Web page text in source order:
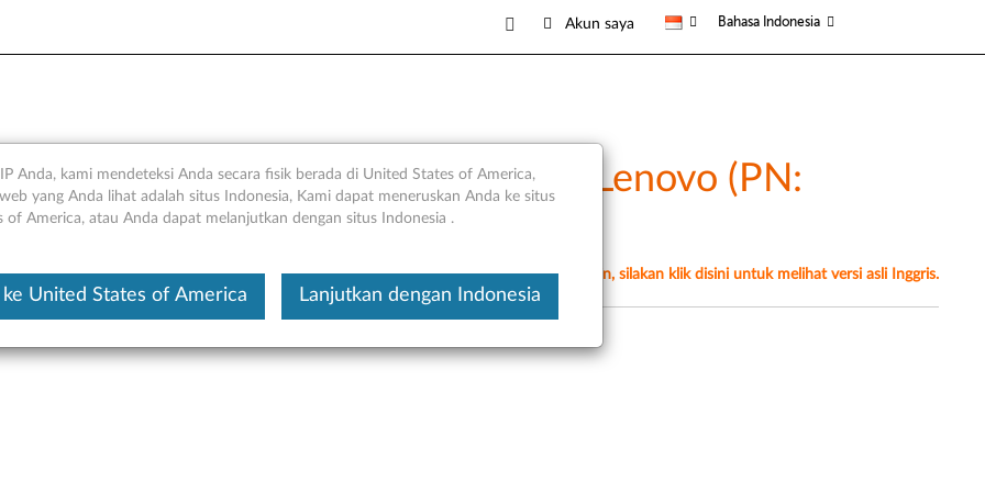
Akun saya Bahasa Indonesia
Nirkabel Ultraslim Profesional Lenovo (PN:
dan Suku Cadang Layanan
Ini merupakan artikel terjemahan mesin, silakan klik disini untuk melihat versi asli Inggris.
Anda, kami mendeteksi Anda secara fisik berada di United States of America,
yang Anda lihat adalah situs Indonesia, Kami dapat meneruskan Anda ke situs
of America, atau Anda dapat melanjutkan dengan situs Indonesia .
ke United States of America Lanjutkan dengan Indonesia